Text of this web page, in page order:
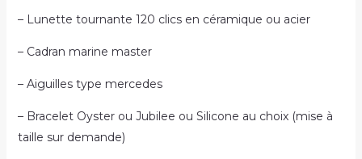
– Lunette tournante 120 clics en céramique ou acier
– Cadran marine master
– Aiguilles type mercedes
– Bracelet Oyster ou Jubilee ou Silicone au choix (mise à
taille sur demande)